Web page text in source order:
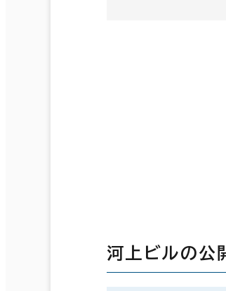
河上ビルの公